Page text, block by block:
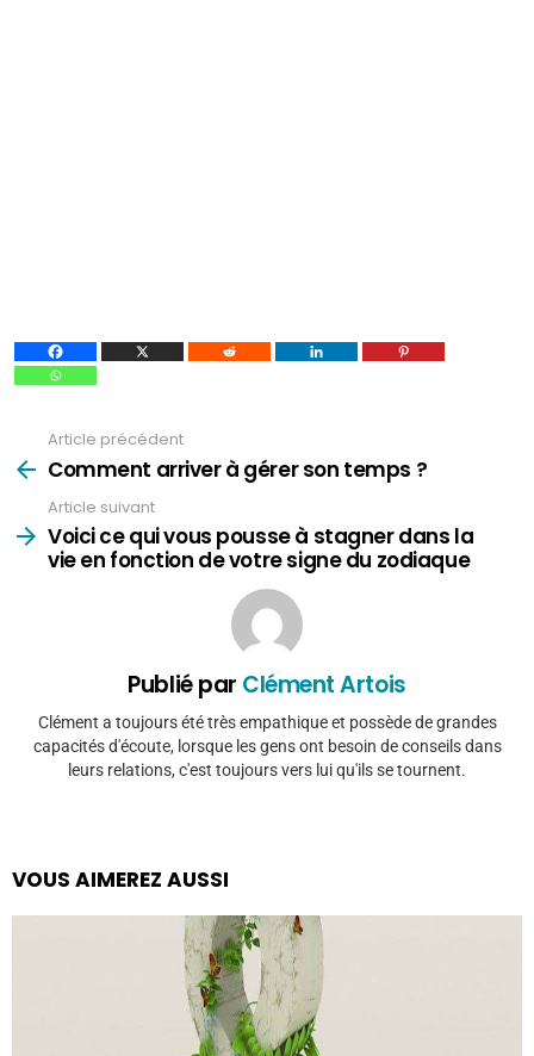
plus
Article précédent
Comment arriver à gérer son temps ?
Article suivant
Voici ce qui vous pousse à stagner dans la
vie en fonction de votre signe du zodiaque
Publié par Clément Artois
Clément a toujours été très empathique et possède de grandes
capacités d'écoute, lorsque les gens ont besoin de conseils dans
leurs relations, c'est toujours vers lui qu'ils se tournent.
VOUS AIMEREZ AUSSI